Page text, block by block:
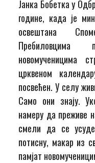
Јанка Бобетка у
године, када је
освештана
Пребиловцима
новомученицима
црквеном
посвећен. У селу
Само они знају.
намеру да преживе
смели да се
потисну, макар из
памјат